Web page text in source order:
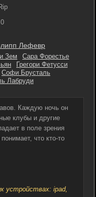
Лефевр
Зем
Сара Форестье
Грегори Фетусси
Софи Брусталь
Лабруди
Каждую ночь он
клубы и другие
в поле зрения
что кто-то
устройствах: ipad,